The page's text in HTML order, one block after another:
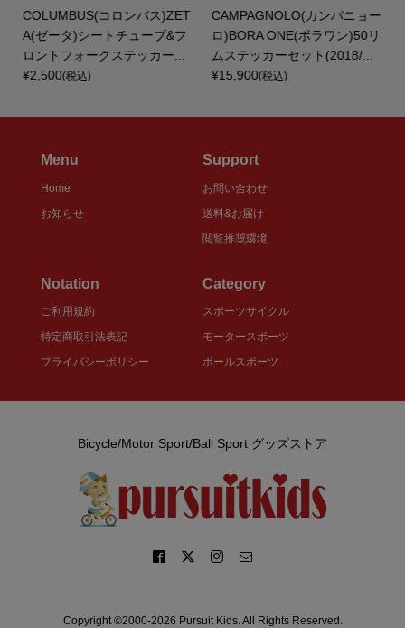
COLUMBUS(コロンバス)ZET
A(ゼータ)シートチューブ&フ
ロントフォークステッカー...
¥2,500(税込)
CAMPAGNOLO(カンパニョー
ロ)BORA ONE(ボラワン)50リ
ムステッカーセット(2018/...
¥15,900(税込)
Menu
Home
お知らせ
Support
お問い合わせ
送料&お届け
閲覧推奨環境
Notation
ご利用規約
特定商取引法表記
プライバシーポリシー
Category
スポーツサイクル
モータースポーツ
ボールスポーツ
Bicycle/Motor Sport/Ball Sport グッズストア
Copyright ©2000-2026 Pursuit Kids. All Rights Reserved.